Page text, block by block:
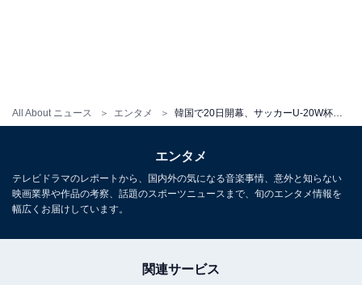
All About ニュース エンタメ
■第1戦 vs南アフリカ
日時：5月21日(日) 日本時間17:00キックオフ
会場：Suwon World Cup Stadium（水原）
TV放送：フジテレビNEXT／BSフジ
エンタメ
テレビドラマのレポートから、国内外の気になる音楽事情、意外と知らない
映画業界や作品の考察、話題のスポーツニュースまで、旬のエンタメ情報を
幅広くお届けしています。
関連サービス